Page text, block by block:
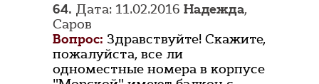
64. Дата: 11.02.2016 Надежда,
Саров
Вопрос: Здравствуйте! Скажите,
пожалуйста, все ли
одноместные номера в корпусе